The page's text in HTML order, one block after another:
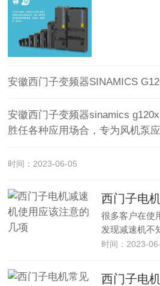
安徽西门子变频器SINAMICS
安徽西门子变频器sinamics
胜任各种应用场合，专为风机泵
时间：2023-06-05
很多客户在使
发现减速机不
时间：2023-
西门子电